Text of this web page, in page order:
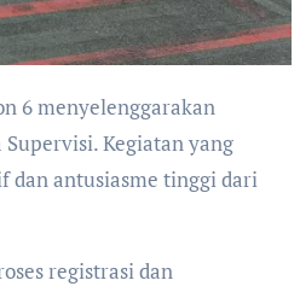
Kegiatan yang
dan antusiasme tinggi dari
registrasi dan